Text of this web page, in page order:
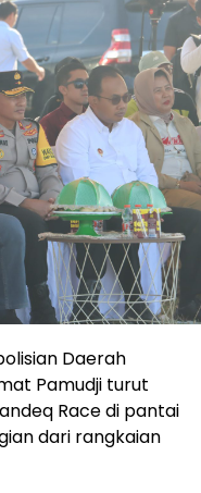
Daerah
Pamudji turut
Race di pantai
dari rangkaian